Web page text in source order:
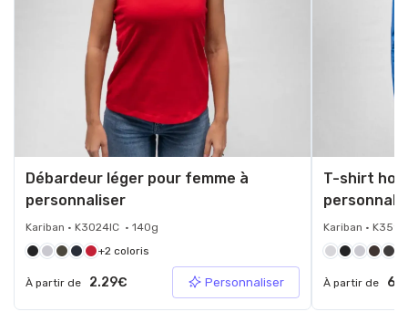
Débardeur léger pour femme à
personnaliser
Kariban • K3024IC • 140g
+2 coloris
À partir de 2.29€ Personnaliser
T-shirt
Kariban • K359
À partir de